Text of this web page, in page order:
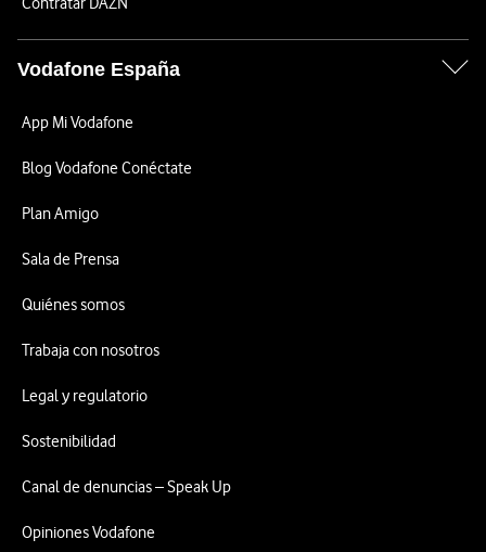
Vodafone España
App Mi Vodafone
Blog Vodafone Conéctate
Plan Amigo
Sala de Prensa
Quiénes somos
Trabaja con nosotros
Legal y regulatorio
Sostenibilidad
Canal de denuncias – Speak Up
Opiniones Vodafone